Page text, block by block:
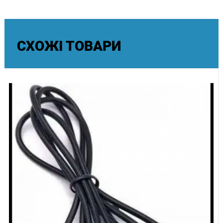
короткого замикання.  Обов'язково зверніть
перетворювача повинна відповідати напрузі
електричного обладнання, інакше обладнання
працювати з будь-якою напругою, яка
використовується в портативній електроніці і
подається з джерела: 5В, 9В або 12В – при силі
струму до 1 Ампер, але він сам НЕ може
змінювати напругу, наприклад, з 5В на 12В.
Потрібну напругу повинен подати ваш power
bank або зарядний пристрій ( більшість сучасних
так вміють робити).
СХОЖІ ТОВАРИ